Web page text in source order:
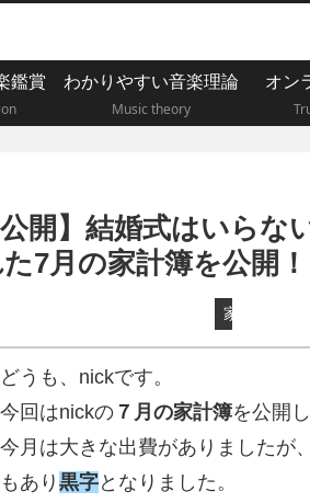
鑑賞
わかりやすい音楽理論
Music theory
オン
公開】結婚式はいらな
7月の家計簿を公開！
家計簿公開
どうも、nickです。
今回はnickの７月の家計簿を公開
今月は大きな出費がありましたが
もあり 黒字となりました。